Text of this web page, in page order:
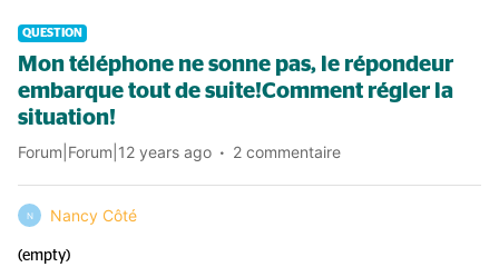
QUESTION
Mon téléphone ne sonne pas, le répondeur
embarque tout de suite!Comment régler la
situation!
Forum|Forum|12 years ago 2 commentaire
N Nancy Côté
(empty)